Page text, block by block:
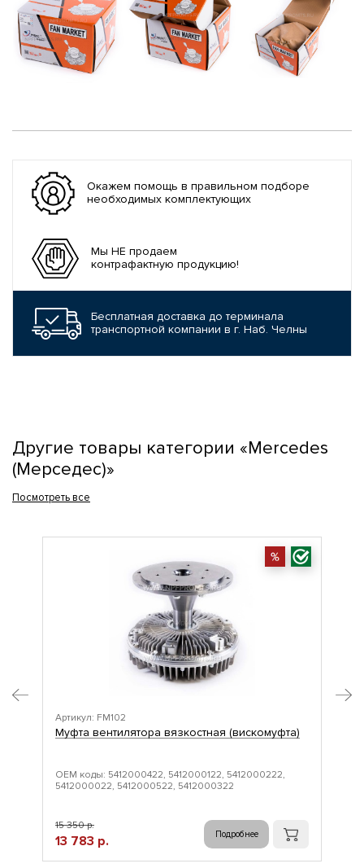
Окажем помощь в правильном подборе
необходимых комплектующих
Мы НЕ продаем
контрафактную продукцию!
Бесплатная доставка до терминала
транспортной компании в г. Наб. Челны
Другие товары категории «Mercedes
(Мерседес)»
Посмотреть все
Артикул: FM102
Муфта вентилятора вязкостная (вискомуфта)
ОЕМ коды: 5412000422, 5412000122, 5412000222,
5412000022, 5412000522, 5412000322
15 350 р.
13 783 р. Подробнее